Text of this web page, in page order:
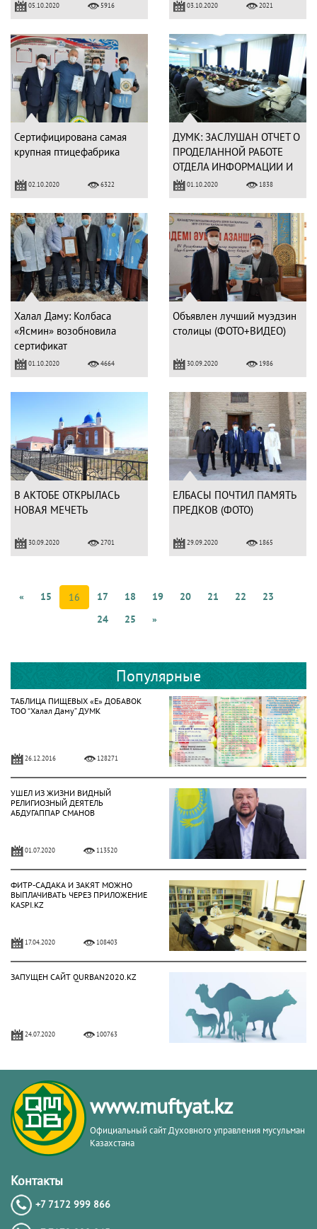
05.10.2020 5916 03.10.2020 2021
Сертифицирована самая
крупная птицефабрика
02.10.2020 6322
ДУМК: ЗАСЛУШАН ОТЧЕТ О
ПРОДЕЛАННОЙ РАБОТЕ
ОТДЕЛА ИНФОРМАЦИИ И
СВЯЗИ С
ОБЩЕСТВЕННОСТЬЮ
(ФОТО)
01.10.2020 1838
Халал Даму: Колбаса
«Ясмин» возобновила
сертификат
01.10.2020 4664
Объявлен лучший муэдзин
столицы (ФОТО+ВИДЕО)
30.09.2020 1986
В АКТОБЕ ОТКРЫЛАСЬ
НОВАЯ МЕЧЕТЬ
30.09.2020 2701
ЕЛБАСЫ ПОЧТИЛ ПАМЯТЬ
ПРЕДКОВ (ФОТО)
29.09.2020 1865
« 15 16 17 18 19 20 21 22
23
24
25 »
Популярные
ТАБЛИЦА ПИЩЕВЫХ «Е» ДОБАВОК
ТОО “Халал Даму” ДУМК
26.12.2016 128271
УШЕЛ ИЗ ЖИЗНИ ВИДНЫЙ
РЕЛИГИОЗНЫЙ ДЕЯТЕЛЬ
АБДУГАППАР СМАНОВ
01.07.2020 113520
ФИТР-САДАКА И ЗАКЯТ МОЖНО
ВЫПЛАЧИВАТЬ ЧЕРЕЗ ПРИЛОЖЕНИЕ
KASPI.KZ
17.04.2020 108403
ЗАПУЩЕН САЙТ QURBAN2020.KZ
24.07.2020 100763
Расписание времени поста для всех
городов Казахстана
27.07.2014 74196
Даму»
21.05.2019
www.muftyat.kz
Официальный сайт Духовного управления мусульман
Казахстана
Контакты
+7 7172 999 866